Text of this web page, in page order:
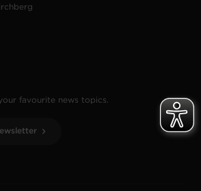
favourite news topics.